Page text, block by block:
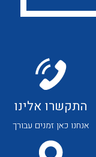
לכל מוצרי היצרן
התקשרו אלינו
אנחנו כאן זמנים עבורך